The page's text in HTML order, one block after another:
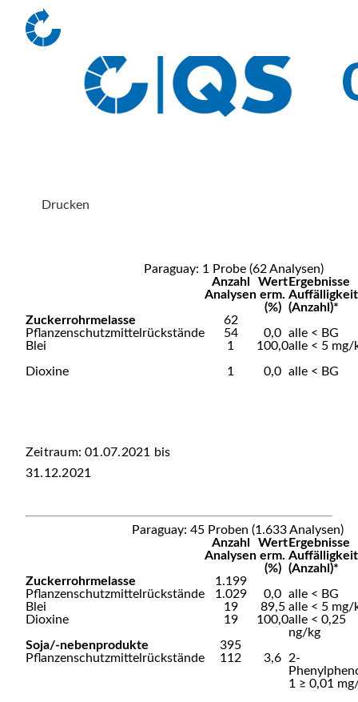
Drucken
Paraguay: 1 Probe (62 Analysen)
Anzahl
Analysen
Wert
erm.
(%)
Ergebnisse
(Anzahl)*
Zuckerrohrmelasse
62
Pflanzenschutzmittelrückstände
54 0,0 alle < BG
Blei
1 100,0alle < 5 mg/
Dioxine
1 0,0 alle < BG
Zeitraum: 01.07.2021 bis
31.12.2021
Paraguay: 45 Proben (1.633 Analysen)
Anzahl
Analysen
Wert
erm.
(%)
Ergebnisse
(Anzahl)*
Zuckerrohrmelasse
1.199
Pflanzenschutzmittelrückstände
1.029 0,0 alle < BG
Blei
19 89,5 alle < 5 mg/
Dioxine
19 100,0alle < 0,25
ng/kg
Soja/-nebenprodukte
395
Pflanzenschutzmittelrückstände
112 3,6
2-
1 ≥ 0,01